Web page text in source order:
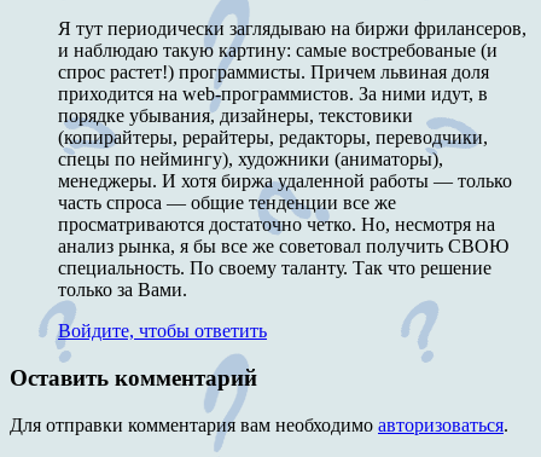
Я тут периодически заглядываю на биржи фрилансеров,
и наблюдаю такую картину: самые востребованые (и
спрос растет!) программисты. Причем львиная доля
приходится на web-программистов. За ними идут, в
порядке убывания, дизайнеры, текстовики
(копирайтеры, рерайтеры, редакторы, переводчики,
спецы по неймингу), художники (аниматоры),
менеджеры. И хотя биржа удаленной работы — только
часть спроса — общие тенденции все же
просматриваются достаточно четко. Но, несмотря на
анализ рынка, я бы все же советовал получить СВОЮ
специальность. По своему таланту. Так что решение
только за Вами.
Войдите, чтобы ответить
Оставить комментарий
Для отправки комментария вам необходимо авторизоваться.